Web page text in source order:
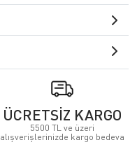
ÜCRETSİZ KARGO
5500 TL ve üzeri
alışverişlerinizde kargo bedeva